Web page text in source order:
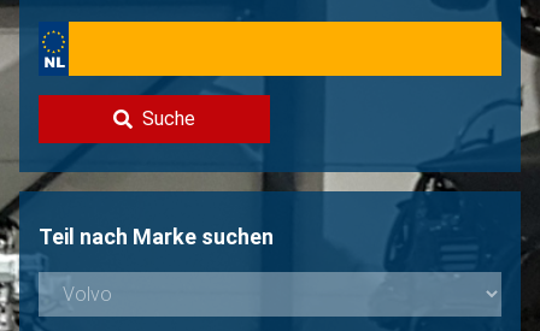
Über uns
Kontakt
Volvo Verkaufen?
Nicht gefunden?
Suche
Teil nach Marke suchen